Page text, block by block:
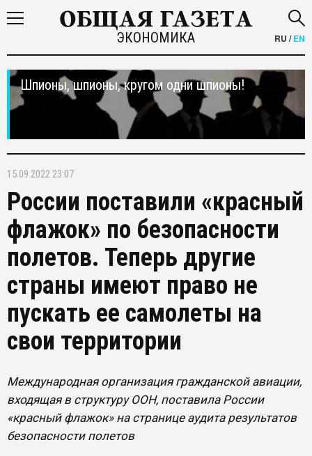
ЭКОНОМИКА RU /EN
Шпионы, шпионы, кругом одни шпионы!
15.09.2022 23:07
России поставили «красный
флажок» по безопасности
полетов. Теперь другие
страны имеют право не
пускать ее самолеты на
свои территории
Международная организация гражданской авиации,
входящая в структуру ООН, поставила России
«красный флажок» на странице аудита результатов
безопасности полетов